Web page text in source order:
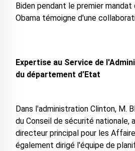
Biden pendant le premier
Obama témoigne d'une
Expertise au Service de
du département d’Etat
Dans l'administration Clinton, M.
du Conseil de sécurité nationale,
directeur principal pour les
également dirigé l'équipe de